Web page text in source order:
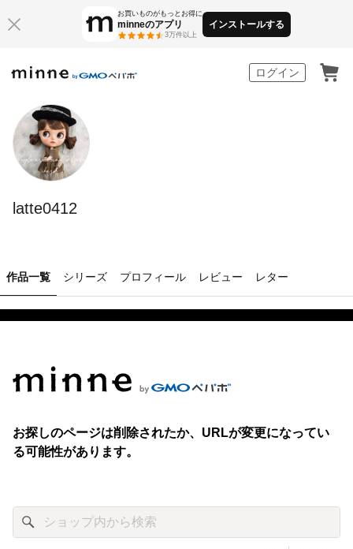
お買いものがもっとお得に
minneのアプリ
3万件以上
インストールする
ログイン
latte0412
作品一覧 シリーズ プロフィール レビュー レター